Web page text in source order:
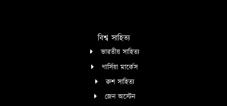
বিশ্ব সাহিত্য
ভারতীয় সাহিত্য
গার্সিয়া মার্কেস
রুশ সাহিত্য
জেন অস্টেন